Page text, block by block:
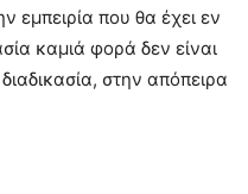
εμπειρία που θα έχει εν
καμιά φορά δεν είναι
στην απόπειρα